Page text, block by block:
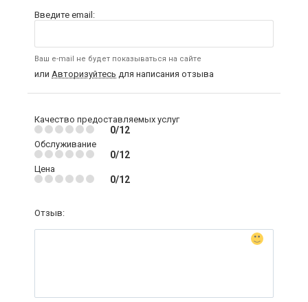
Введите email:
Ваш e-mail не будет показываться на сайте
или Авторизуйтесь для написания отзыва
Качество предоставляемых услуг
0/12
Обслуживание
0/12
Цена
0/12
Отзыв: